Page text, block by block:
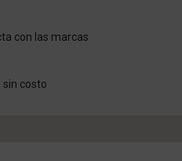
con las marcas
sin costo